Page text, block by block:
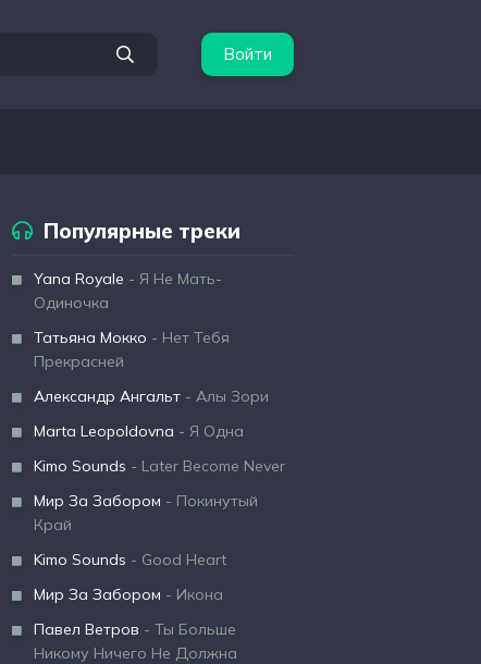
Войти
Популярные треки
Yana Royale - Я Не Мать-
Одиночка
Татьяна Мокко - Нет Тебя
Прекрасней
Александр Ангальт - Алы Зори
Marta Leopoldovna - Я Одна
Kimo Sounds - Later Become Never
Мир За Забором - Покинутый
Край
Kimo Sounds - Good Heart
Мир За Забором - Икона
Павел Ветров - Ты Больше
Никому Ничего Не Должна